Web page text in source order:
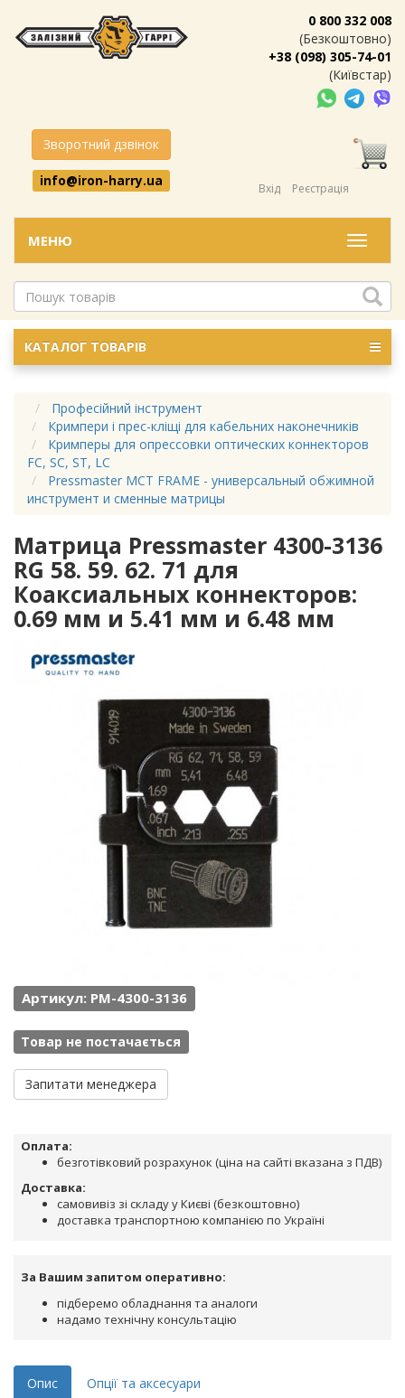
0 800 332 008
(Безкоштовно)
+38 (098) 305-74-01
(Київстар)
Зворотний дзвінок
info@iron-harry.ua
Вхід Реєстрація
Меню
МЕНЮ
КАТАЛОГ ТОВАРІВ
Професійний інструмент
Кримпери і прес-кліщі для кабельних наконечників
Кримперы для опрессовки оптических коннекторов
FC, SC, ST, LC
Pressmaster MCT FRAME - универсальный обжимной
инструмент и сменные матрицы
Матрица Pressmaster 4300-3136
RG 58. 59. 62. 71 для
Коаксиальных коннекторов:
0.69 мм и 5.41 мм и 6.48 мм
Артикул: PM-4300-3136
Товар не постачається
Запитати менеджера
Оплата:
безготівковий розрахунок (ціна на сайті вказана з ПДВ)
Доставка:
самовивіз зі складу у Києві (безкоштовно)
доставка транспортною компанією по Україні
За Вашим запитом оперативно:
підберемо обладнання та аналоги
надамо технічну консультацію
Опис Опції та аксесуари